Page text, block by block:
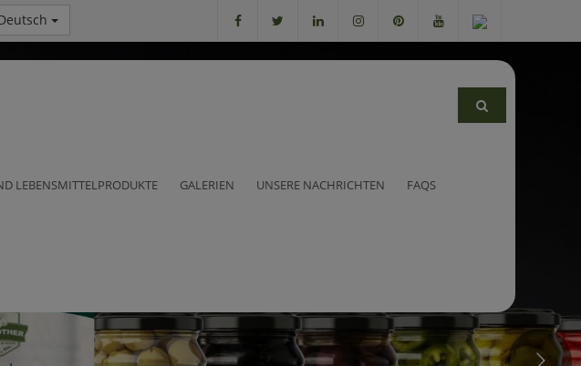
LEBENSMITTELPRODUKTE GALERIEN UNSERE NACHRICHTEN FAQS